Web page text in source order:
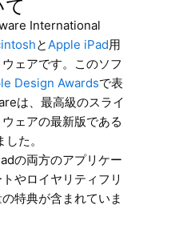
International
とApple iPad用
ェアです。このソフ
Design Awardsで表
は、最高級のスライ
ェアの最新版である
た。
の両方のアプリケー
やロイヤリティフリ
特典が含まれていま